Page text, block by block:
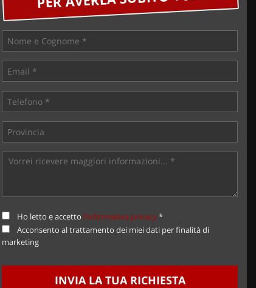
Ho letto e accetto l'informativa privacy*
Acconsento al trattamento dei miei dati per finalità di
marketing
INVIA LA TUA RICHIESTA